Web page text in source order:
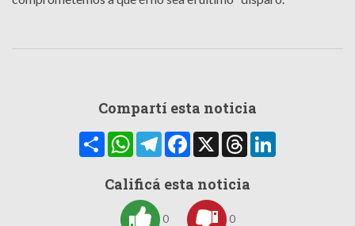
Compartí esta noticia
CompartirWhatsAppTelegramFacebook
X Threads
Calificá esta noticia
0 0